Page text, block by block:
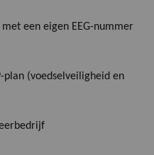
een eigen EEG-nummer
plan (voedselveiligheid en